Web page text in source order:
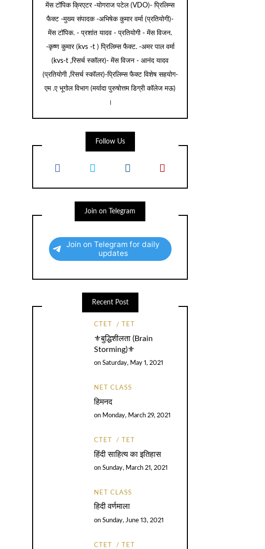
मेंस टॉपिक क्रिएटर -योगराज पटेल (VDO)- प्रिलिम्स
फैक्ट -मुख्य संपादक -अभिषेक कुमार वर्मा (प्रतियोगी)-
मेंस टॉपिक. - प्रशांत यादव - प्रतियोगी - मेंस विजन.
-कृष्ण कुमार (kvs -t ) प्रिलिम्स फैक्ट. -अमर पाल वर्मा
(kvs-t ,रिसर्च स्कॉलर)- मेंस विजन - आनंद यादव
(प्रतियोगी ,रिसर्च स्कॉलर)-प्रिलिम्स फैक्ट विशेष सहयोग-
एम .ए भूगोल विभाग (मर्यादा पुरुषोत्तम डिग्री कॉलेज मऊ)
।
Follow Us
Join on Telegram
Join on Telegram for daily
updates
Recent Post
CTET TET
⚜️बुद्धिशीलता (Brain
Storming)⚜️
on Saturday, May 1, 2021
NET CLASS
हिमनद
on Monday, March 29, 2021
CTET TET
हिंदी साहित्य का इतिहास
on Sunday, March 21, 2021
NET CLASS
हिदी वर्णमाला
on Sunday, June 13, 2021
CTET TET